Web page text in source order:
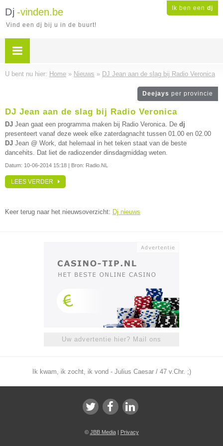
Ik ben een dj
Dj -vinden.be
Vind een dj bij u in de buurt!
U bent nu hier: Home » Nieuws » DJ Jean aan de slag bij Radio Veronica
Deejays per provincie
DJ Jean aan de slag bij Radio Veronica
DJ Jean gaat een programma maken bij Radio Veronica. De dj
presenteert vanaf deze week elke zaterdagnacht tussen 01.00 en 02.00
DJ Jean @ Work, dat helemaal in het teken staat van de beste
dancehits. Dat liet de radiozender dinsdagmiddag weten.
Datum: 10-06-2014 15:18 | Bron: Radio.NL
LEES VERDER
Keer terug naar het nieuwsoverzicht: Dj nieuws
Uw advertentie hier? Mail ons
Ik kwam, ik zocht, ik vond - Julius Caesar / 47 v.Chr. ;)
© JBB Media| Privacy